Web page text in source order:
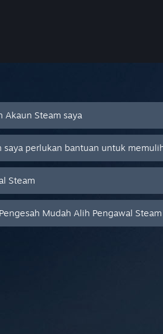
Akaun Steam saya
saya perlukan bantuan untuk
Steam
Mudah Alih Pengawal